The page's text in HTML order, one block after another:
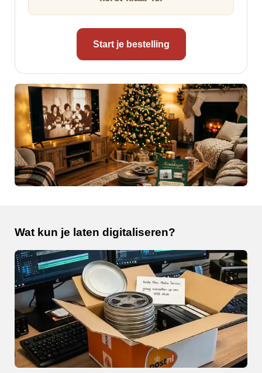
Start je bestelling
Wat kun je laten digitaliseren?